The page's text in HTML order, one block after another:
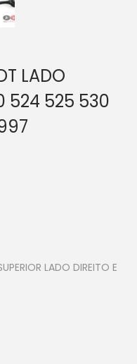
LADO
524 525 530
LADO DIREITO E